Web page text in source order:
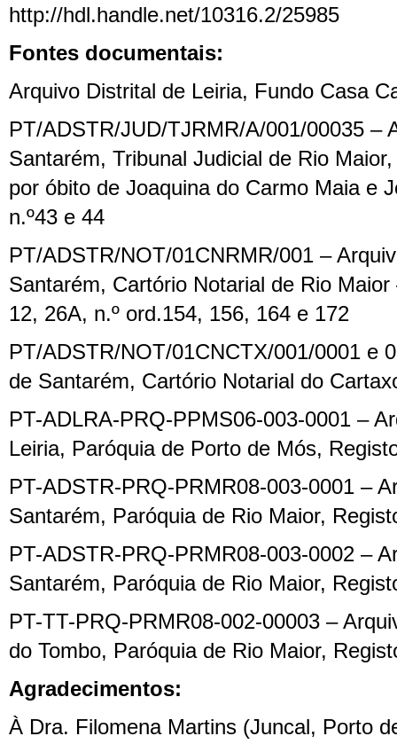
http://hdl.handle.net/10316.2/25985
Fontes documentais:
Arquivo Distrital de Leiria, Fundo Casa
PT/ADSTR/JUD/TJRMR/A/001/00035 –
Santarém, Tribunal Judicial de Rio
por óbito de Joaquina do Carmo Maia e
n.º43 e 44
PT/ADSTR/NOT/01CNRMR/001 –
Santarém, Cartório Notarial de Rio
12, 26A, n.º ord.154, 156, 164 e 172
PT/ADSTR/NOT/01CNCTX/001/0001 e
de Santarém, Cartório Notarial do
PT-ADLRA-PRQ-PPMS06-003-0001 –
Leiria, Paróquia de Porto de Mós,
PT-ADSTR-PRQ-PRMR08-003-0001 –
Santarém, Paróquia de Rio Maior,
PT-ADSTR-PRQ-PRMR08-003-0002 –
Santarém, Paróquia de Rio Maior,
PT-TT-PRQ-PRMR08-002-00003 –
do Tombo, Paróquia de Rio Maior,
Agradecimentos:
À Dra. Filomena Martins (Juncal, Porto